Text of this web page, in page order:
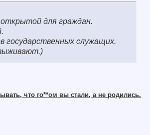
для граждан.
государственных служащих.
что го**ом вы стали, а не родились.